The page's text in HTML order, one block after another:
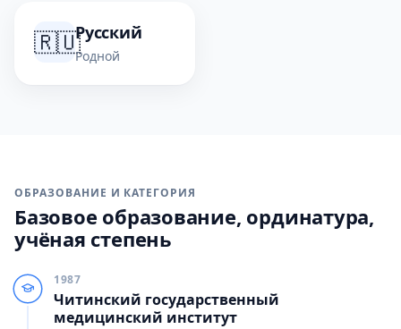
🇷🇺Русский
Родной
ОБРАЗОВАНИЕ И КАТЕГОРИЯ
Базовое образование, ординатура,
учёная степень
1987
Читинский государственный
медицинский институт